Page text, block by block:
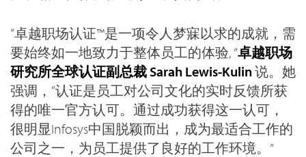
“卓越职场认证™是一项令人梦寐以求的成就，需
要始终如一地致力于整体员工的体验, ”卓越职场
研究所全球认证副总裁 Sarah Lewis-Kulin说。她
强调，“认证是员工对公司文化的实时反馈所获
得的唯一官方认可。通过成功获得这一认可，
很明显Infosys中国脱颖而出，成为最适合工作的
公司之一，为员工提供了良好的工作环境。”